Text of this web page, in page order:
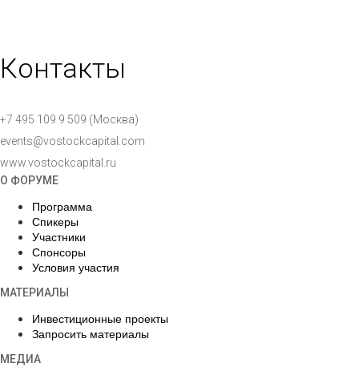
Контакты
+7 495 109 9 509 (Москва)
events@vostockcapital.com
www.vostockcapital.ru
О ФОРУМЕ
Программа
Спикеры
Участники
Спонсоры
Условия участия
МАТЕРИАЛЫ
Инвестиционные проекты
Запросить материалы
МЕДИА